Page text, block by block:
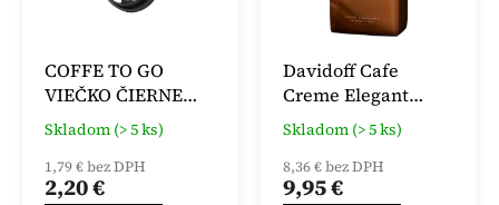
COFFE TO GO
VIEČKO ČIERNE
PRE POHÁRE Ø 80
mm [100 ks]
Skladom (> 5 ks)
1,79 € bez DPH
2,20 €
Davidoff Cafe
Creme Elegant
zrnková káva 500g
Skladom (> 5 ks)
8,36 € bez DPH
9,95 €